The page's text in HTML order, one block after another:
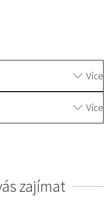
Více
Více
zajímat